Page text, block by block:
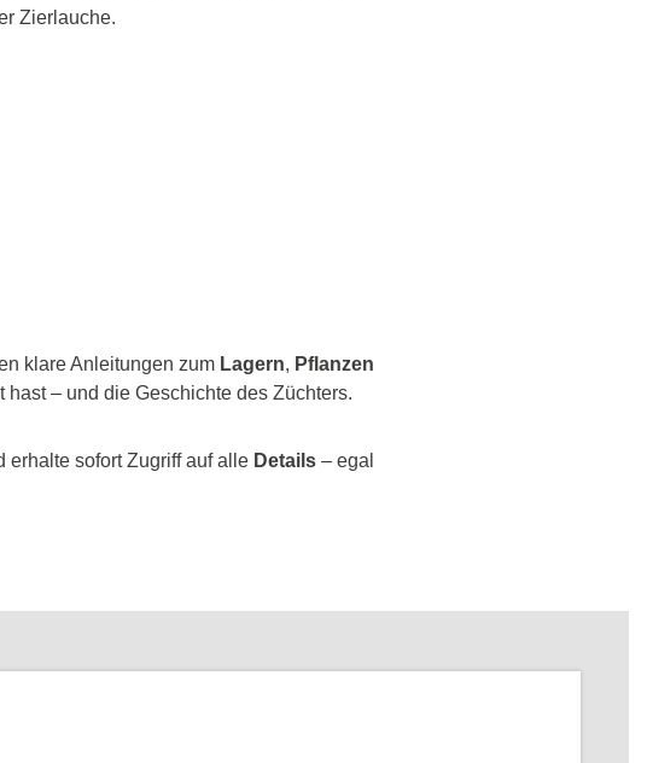
Zierlauche.
klare Anleitungen zum Lagern, Pflanzen
hast – und die Geschichte des Züchters.
erhalte sofort Zugriff auf alle Details – egal